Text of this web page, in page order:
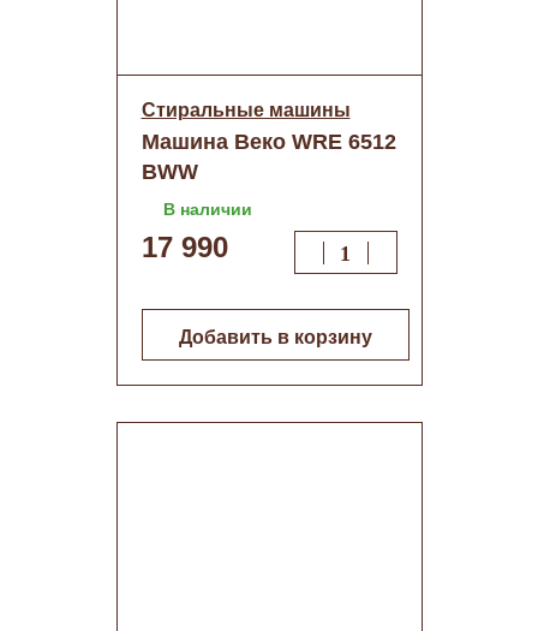
Стиральные машины
Машина Веко WRE 6512
BWW
В наличии
17 990
Добавить в корзину